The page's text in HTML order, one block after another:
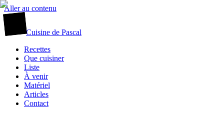
Aller au contenu
Cuisine de Pascal
Recettes
Que cuisiner
Liste
À venir
Matériel
Articles
Contact